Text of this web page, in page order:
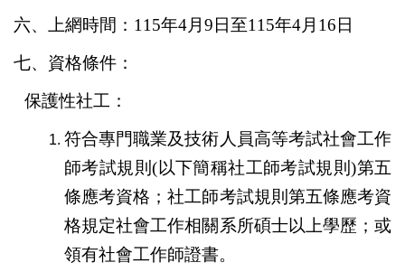
六、上網時間： 115年4月9日至115年4月16日
七、資格條件：
保護性社工：
符合專門職業及技術人員高等考試社會工作
師考試規則(以下簡稱社工師考試規則)第五
條應考資格；社工師考試規則第五條應考資
格規定社會工作相關系所碩士以上學歷；或
領有社會工作師證書。